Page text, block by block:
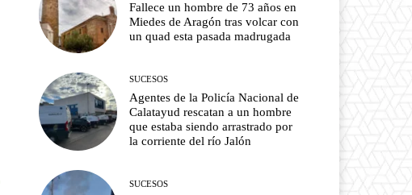
Fallece un hombre de 73 años en
Miedes de Aragón tras volcar con
un quad esta pasada madrugada
SUCESOS
Agentes de la Policía Nacional de
Calatayud rescatan a un hombre
que estaba siendo arrastrado por
la corriente del río Jalón
SUCESOS